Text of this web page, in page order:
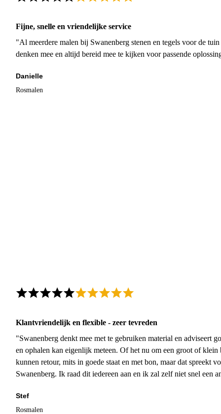
Fijne, snelle en vriendelijke service
"Al meerdere malen bij Swanenberg stenen en tegels voor de
denken mee en altijd bereid mee te kijken voor passende
Danielle
Rosmalen
Klantvriendelijk en flexible - zeer tevreden
"Swanenberg denkt mee met te gebruiken material en adviseert
en ophalen kan eigenlijk meteen. Of het nu om een groot of
kunnen retour, mits in goede staat en met bon, maar dat spreekt
Swanenberg. Ik raad dit iedereen aan en ik zal zelf niet snel een
Stef
Rosmalen